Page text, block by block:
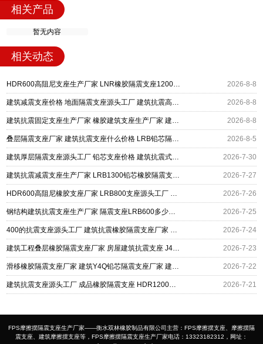
相关产品
暂无内容
相关动态
HDR600高阻尼支座生产厂家 LNR橡胶隔震支座1200厂家 建筑抗震铅芯支座厂家 2026-8-8
建筑减震支座价格 地面隔震支座源头工厂 建筑抗震高阻尼支座厂家 2026-8-8
建筑抗震固定支座生产厂家 橡胶建筑支座生产厂家 建筑高阻尼减震隔震支座厂家 2026-8-8
叠层隔震支座厂家 建筑抗震支座什么价格 LRB铅芯隔震支座600厂家 2026-8-5
建筑厚层隔震支座源头工厂 铅芯支座价格 建筑抗震式橡胶隔震支座定制 2026-7-30
建筑抗震减震支座生产厂家 LRB1300铅芯橡胶隔震支座厂家电话 抗震支座LNR700多少钱 2026-7-27
HDR600高阻尼橡胶支座厂家 LRB800支座源头工厂 钢连廊用建筑抗震支座 2026-7-26
钢结构建筑抗震支座生产厂家 隔震支座LRB600多少钱 LNR1100支座多少钱 2026-7-25
400的抗震支座源头工厂 建筑抗震橡胶隔震支座厂家 建筑铅芯隔振支座厂家 2026-7-24
建筑工程叠层橡胶隔震支座厂家 房屋建筑抗震支座 J4Q铅芯隔震支座厂家 2026-7-23
滑移橡胶隔震支座厂家 建筑Y4Q铅芯隔震支座厂家 建筑抗震支座哪里便宜 2026-7-22
建筑抗震支座源头工厂 成品橡胶隔震支座 HDR1200高阻尼隔震支座多少钱 2026-7-21
FPS摩擦摆隔震支座生产厂家——衡水双林橡胶制品有限公司主营：FPS摩擦摆支座、摩擦摆隔
震支座、建筑摩擦摆支座等，FPS摩擦摆隔震支座生产厂家电话：13323182312，网址：